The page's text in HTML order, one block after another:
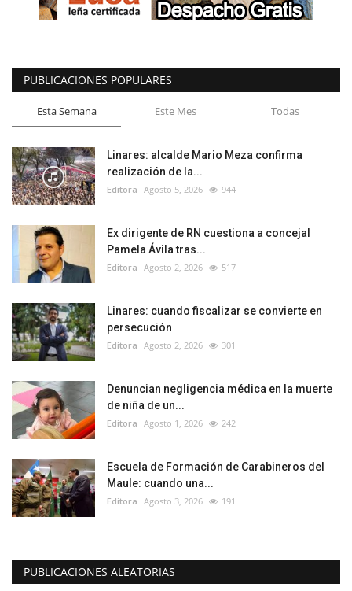
PUBLICACIONES POPULARES
Esta Semana Este Mes Todas
Linares: alcalde Mario Meza confirma
realización de la...
Editora Agosto 5, 2026 944
Ex dirigente de RN cuestiona a concejal
Pamela Ávila tras...
Editora Agosto 2, 2026 517
Linares: cuando fiscalizar se convierte en
persecución
Editora Agosto 2, 2026 301
Denuncian negligencia médica en la muerte
de niña de un...
Editora Agosto 1, 2026 242
Escuela de Formación de Carabineros del
Maule: cuando una...
Editora Agosto 3, 2026 191
PUBLICACIONES ALEATORIAS